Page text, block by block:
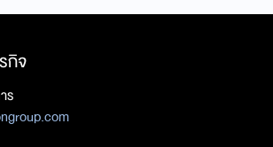
กิจ
ร